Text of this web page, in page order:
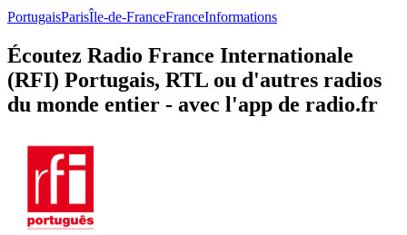
PortugaisParisÎle-de-FranceFranceInformations
Écoutez Radio France Internationale
(RFI) Portugais, RTL ou d'autres radios
du monde entier - avec l'app de radio.fr